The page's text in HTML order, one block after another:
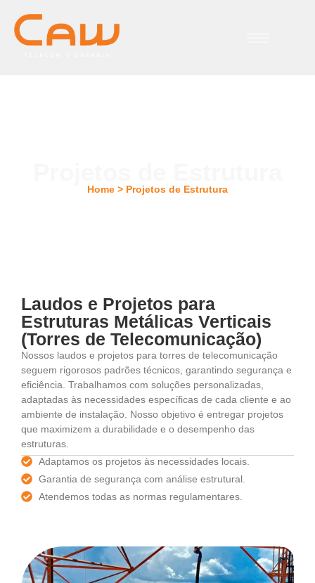
Home > Projetos de Estrutura
Laudos e Projetos para
Estruturas Metálicas Verticais
(Torres de Telecomunicação)
Nossos laudos e projetos para torres de telecomunicação
seguem rigorosos padrões técnicos, garantindo segurança e
eficiência. Trabalhamos com soluções personalizadas,
adaptadas às necessidades específicas de cada cliente e ao
ambiente de instalação. Nosso objetivo é entregar projetos
que maximizem a durabilidade e o desempenho das
estruturas.
Adaptamos os projetos às necessidades locais.
Garantia de segurança com análise estrutural.
Atendemos todas as normas regulamentares.